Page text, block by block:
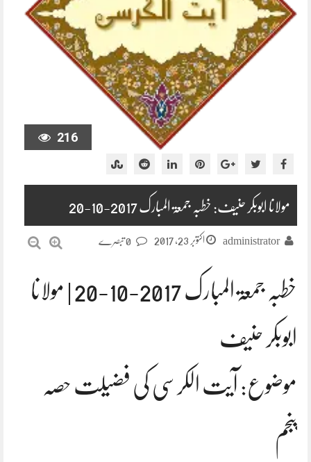
216
مولانا ابوبکر حنیف: خطبہ جمعۃ المبارک 2017-10-20
administrator اکتوبر 23, 2017
خطبہ جمعۃ المبارک 2017-10-20 | مولانا
ابوبکر حنیف
موضوع: آیت الکرسی کی فضیلت حصہ
پنجم